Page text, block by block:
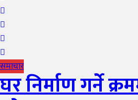
समाचार
घर निर्माण गर्ने